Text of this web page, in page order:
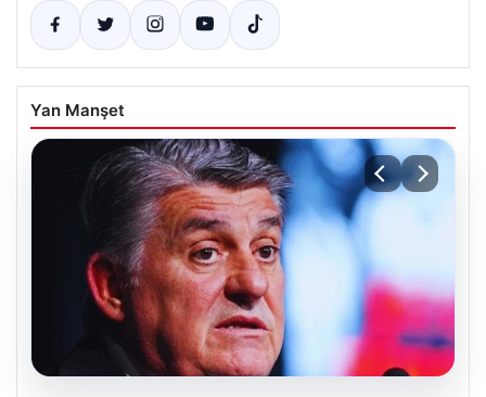
Yan Manşet